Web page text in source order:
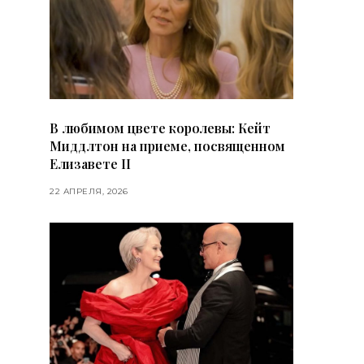
В любимом цвете королевы: Кейт
Миддлтон на приеме, посвященном
Елизавете II
22 АПРЕЛЯ, 2026